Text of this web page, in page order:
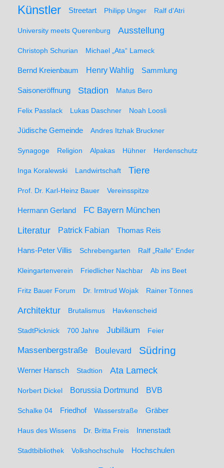
Künstler Streetart Philipp Unger Ralf d'Atri
University meets Querenburg Ausstellung
Christoph Schurian Michael „Ata“ Lameck
Bernd Kreienbaum Henry Wahlig Sammlung
Saisoneröffnung Stadion Matus Bero
Felix Passlack Lukas Daschner Noah Loosli
Jüdische Gemeinde Andres Itzhak Bruckner
Synagoge Religion Alpakas Hühner Herdenschutz
Inga Koralewski Landwirtschaft Tiere
Prof. Dr. Karl-Heinz Bauer Vereinsspitze
Hermann Gerland FC Bayern München
Literatur Patrick Fabian Thomas Reis
Hans-Peter Villis Schrebengarten Ralf „Ralle“ Ender
Kleingartenverein Friedlicher Nachbar Ab ins Beet
Fritz Bauer Forum Dr. Irmtrud Wojak Rainer Tönnes
Architektur Brutalismus Havkenscheid
StadtPicknick 700 Jahre Jubiläum Feier
Massenbergstraße Boulevard Südring
Werner Hansch Stadtion Ata Lameck
Norbert Dickel Borussia Dortmund BVB
Schalke 04 Friedhof Wasserstraße Gräber
Haus des Wissens Dr. Britta Freis Innenstadt
Stadtbibliothek Volkshochschule Hochschulen